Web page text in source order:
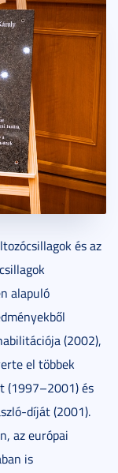
és az
alapuló
(2002),
el többek
(1997–2001) és
díját (2001).
az európai
is